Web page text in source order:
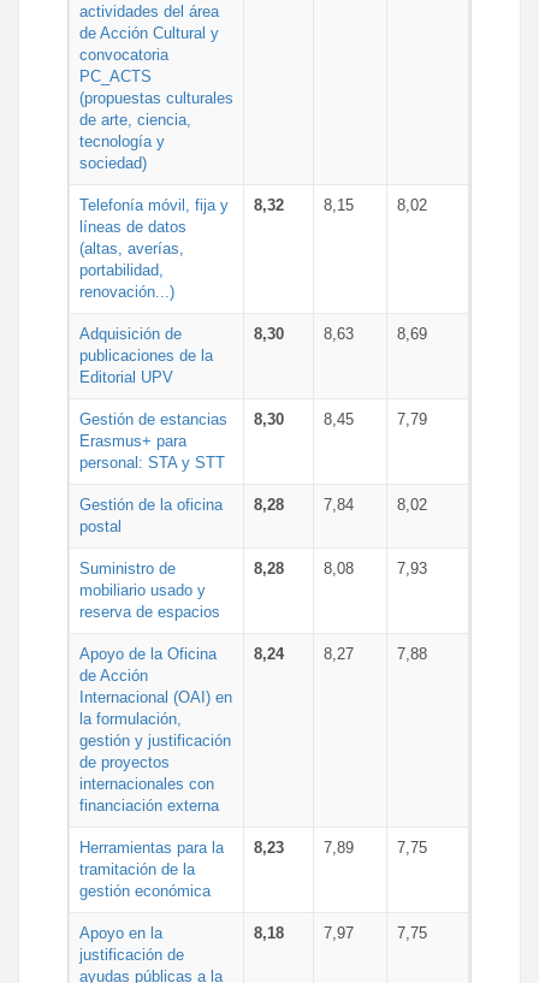
actividades del área
de Acción Cultural y
convocatoria
PC_ACTS
(propuestas culturales
de arte, ciencia,
tecnología y
sociedad)
Telefonía móvil, fija y
líneas de datos
(altas, averías,
portabilidad,
renovación...)
8,32 8,15 8,02
Adquisición de
publicaciones de la
Editorial UPV
8,30 8,63 8,69
Gestión de estancias
Erasmus+ para
personal: STA y STT
8,30 8,45 7,79
Gestión de la oficina
postal
8,28 7,84 8,02
Suministro de
mobiliario usado y
reserva de espacios
8,28 8,08 7,93
Apoyo de la Oficina
de Acción
Internacional (OAI) en
la formulación,
gestión y justificación
de proyectos
internacionales con
financiación externa
8,24 8,27 7,88
Herramientas para la
tramitación de la
gestión económica
8,23 7,89 7,75
Apoyo en la
justificación de
ayudas públicas a la
8,18 7,97 7,75